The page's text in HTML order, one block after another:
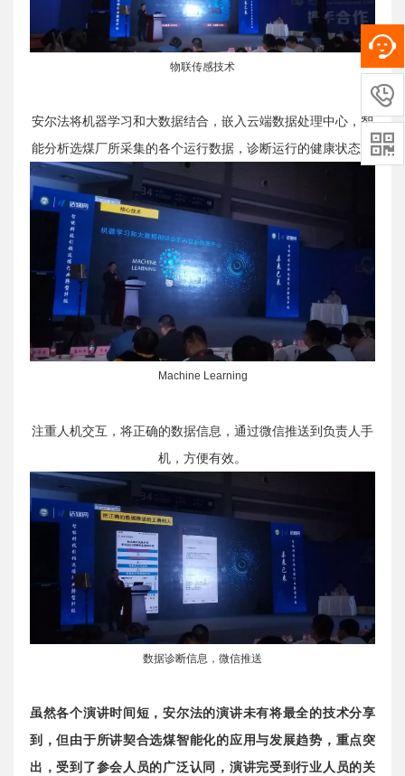
物联传感技术
安尔法将机器学习和大数据结合，嵌入云端数据处理中心，智
能分析选煤厂所采集的各个运行数据，诊断运行的健康状态。
Machine Learning
注重人机交互，将正确的数据信息，通过微信推送到负责人手
机，方便有效。
数据诊断信息，微信推送
虽然各个演讲时间短，安尔法的演讲未有将最全的技术分享
到，但由于所讲契合选煤智能化的应用与发展趋势，重点突
出，受到了参会人员的广泛认同，演讲完受到行业人员的关

